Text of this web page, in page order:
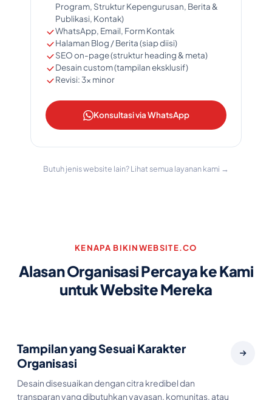
Program, Struktur Kepengurusan, Berita &
Publikasi, Kontak)
WhatsApp, Email, Form Kontak
Halaman Blog / Berita (siap diisi)
SEO on-page (struktur heading & meta)
Desain custom (tampilan eksklusif)
Revisi: 3x minor
Konsultasi via WhatsApp
Butuh jenis website lain? Lihat semua layanan kami →
KENAPA BIKINWEBSITE.CO
Alasan Organisasi Percaya ke Kami
untuk Website Mereka
Tampilan yang Sesuai Karakter
Organisasi
Desain disesuaikan dengan citra kredibel dan
transparan yang dibutuhkan yayasan, komunitas, atau